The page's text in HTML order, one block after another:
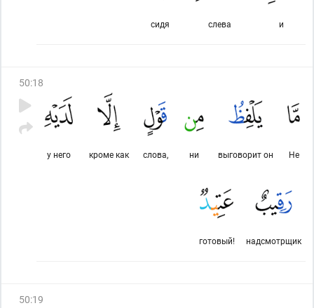
и
слева
сидя
50:18
Не
выговорит он
ни
слова,
кроме как
у него
надсмотрщик
готовый!
50:19